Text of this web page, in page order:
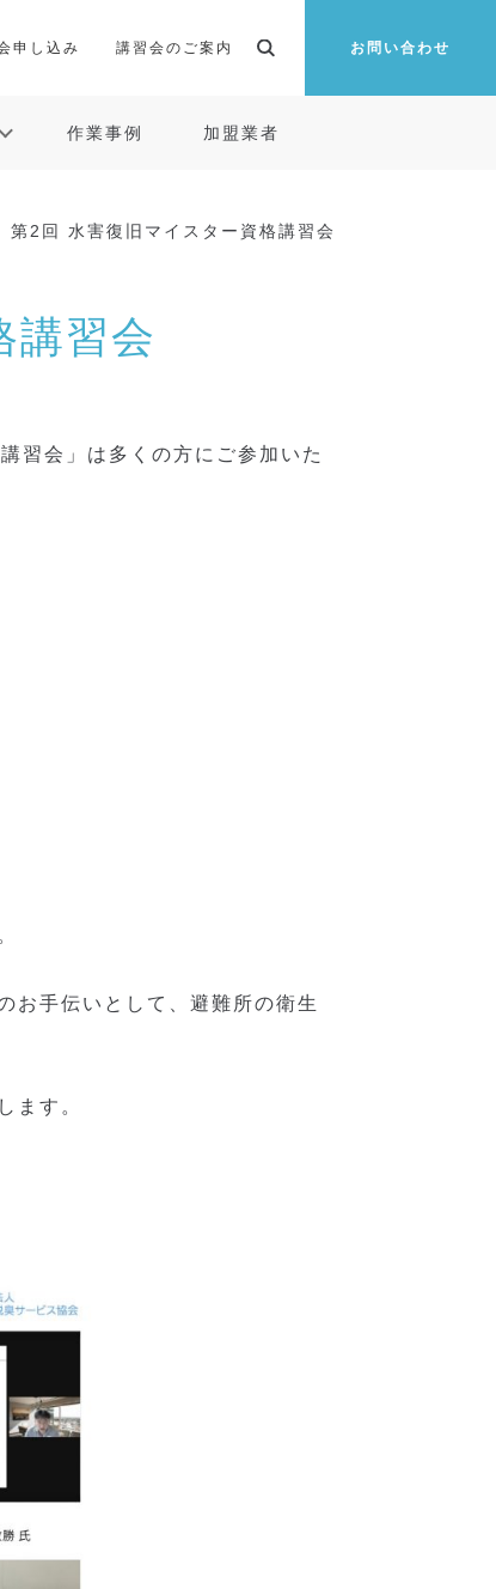
申し込み 講習会のご案内 お問い合わせ
作業事例 加盟業者
第2回 水害復旧マイスター資格講習会
講習会
習会」は多くの方にご参加いた
お手伝いとして、避難所の衛生
ます。